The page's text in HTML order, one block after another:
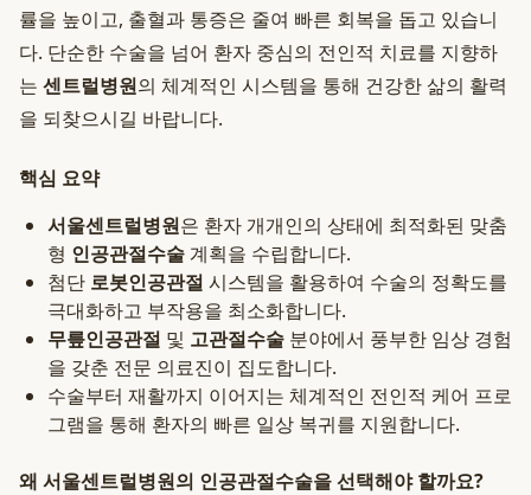
률을 높이고, 출혈과 통증은 줄여 빠른 회복을 돕고 있습니
다. 단순한 수술을 넘어 환자 중심의 전인적 치료를 지향하
는 센트럴병원의 체계적인 시스템을 통해 건강한 삶의 활력
을 되찾으시길 바랍니다.
핵심 요약
서울센트럴병원은 환자 개개인의 상태에 최적화된 맞춤
형 인공관절수술 계획을 수립합니다.
첨단 로봇인공관절 시스템을 활용하여 수술의 정확도를
극대화하고 부작용을 최소화합니다.
무릎인공관절 및 고관절수술 분야에서 풍부한 임상 경험
을 갖춘 전문 의료진이 집도합니다.
수술부터 재활까지 이어지는 체계적인 전인적 케어 프로
그램을 통해 환자의 빠른 일상 복귀를 지원합니다.
왜 서울센트럴병원의 인공관절수술을 선택해야 할까요?